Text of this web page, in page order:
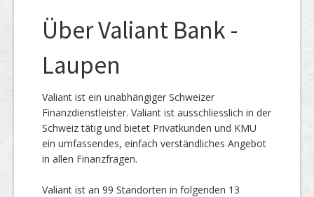
Über Valiant Bank -
Laupen
Valiant ist ein unabhängiger Schweizer
Finanzdienstleister. Valiant ist ausschliesslich in der
Schweiz tätig und bietet Privatkunden und KMU
ein umfassendes, einfach verständliches Angebot
in allen Finanzfragen.
Valiant ist an 99 Standorten in folgenden 13